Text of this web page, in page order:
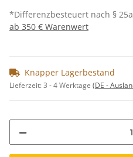
*Differenzbesteuert nach § 25a
ab 350 € Warenwert
Knapper Lagerbestand
Lieferzeit:3 - 4 Werktage (DE -